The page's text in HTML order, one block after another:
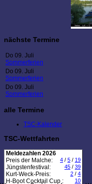
nächste Termine
Do 09. Juli
Sommerferien
Do 09. Juli
Sommerferien
Do 09. Juli
Sommerferien
alle Termine
TSC-Kalender
TSC-Wettfahrten
Meldezahlen 2026
Preis der Malche:
4 / 5 / 19
Jüngstenfestival: 45 / 39
Kurt-Weck-Preis: 2 / 4
H-Boot Cocktail Cup : 10